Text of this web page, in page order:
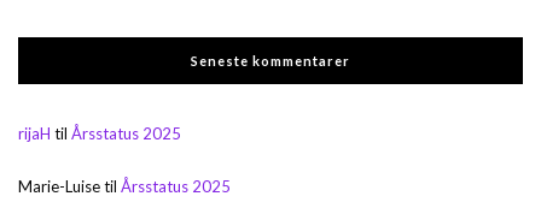
Seneste kommentarer
rijaH til Årsstatus 2025
Marie-Luisetil Årsstatus 2025